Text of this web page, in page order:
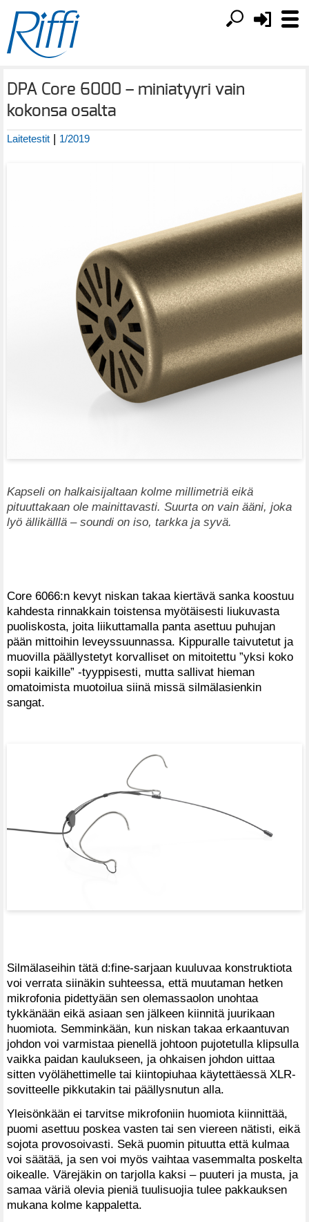
DPA Core 6000 – miniatyyri vain
kokonsa osalta
Laitetestit | 1/2019
Kapseli on halkaisijaltaan kolme millimetriä eikä
pituuttakaan ole mainittavasti. Suurta on vain ääni, joka
lyö ällikälllä – soundi on iso, tarkka ja syvä.
Core 6066:n kevyt niskan takaa kiertävä sanka koostuu
kahdesta rinnakkain toistensa myötäisesti liukuvasta
puoliskosta, joita liikuttamalla panta asettuu puhujan
pään mittoihin leveyssuunnassa. Kippuralle taivutetut ja
muovilla päällystetyt korvalliset on mitoitettu ”yksi koko
sopii kaikille” -tyyppisesti, mutta sallivat hieman
omatoimista muotoilua siinä missä silmälasienkin
sangat.
Silmälaseihin tätä d:fine-sarjaan kuuluvaa konstruktiota
voi verrata siinäkin suhteessa, että muutaman hetken
mikrofonia pidettyään sen olemassaolon unohtaa
tykkänään eikä asiaan sen jälkeen kiinnitä juurikaan
huomiota. Semminkään, kun niskan takaa erkaantuvan
johdon voi varmistaa pienellä johtoon pujotetulla klipsulla
vaikka paidan kaulukseen, ja ohkaisen johdon uittaa
sitten vyölähettimelle tai kiintopiuhaa käytettäessä XLR-
sovitteelle pikkutakin tai päällysnutun alla.
Yleisönkään ei tarvitse mikrofoniin huomiota kiinnittää,
puomi asettuu poskea vasten tai sen viereen nätisti, eikä
sojota provosoivasti. Sekä puomin pituutta että kulmaa
voi säätää, ja sen voi myös vaihtaa vasemmalta poskelta
oikealle. Värejäkin on tarjolla kaksi – puuteri ja musta, ja
samaa väriä olevia pieniä tuulisuojia tulee pakkauksen
mukana kolme kappaletta.